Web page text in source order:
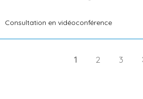
Consultation en vidéoconférence
1 2 3